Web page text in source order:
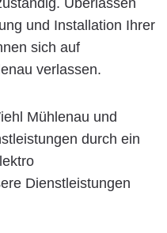
und Installation Ihrer
sich auf
verlassen.
Mühlenau und
durch ein
Dienstleistungen